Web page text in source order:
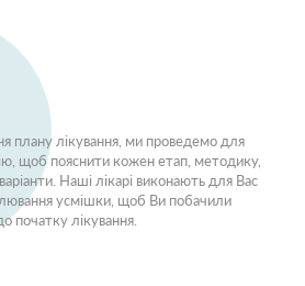
плану лікування, ми проведемо для
щоб пояснити кожен етап, методику,
Наші лікарі виконають для Вас
усмішки, щоб Ви побачили
початку лікування.